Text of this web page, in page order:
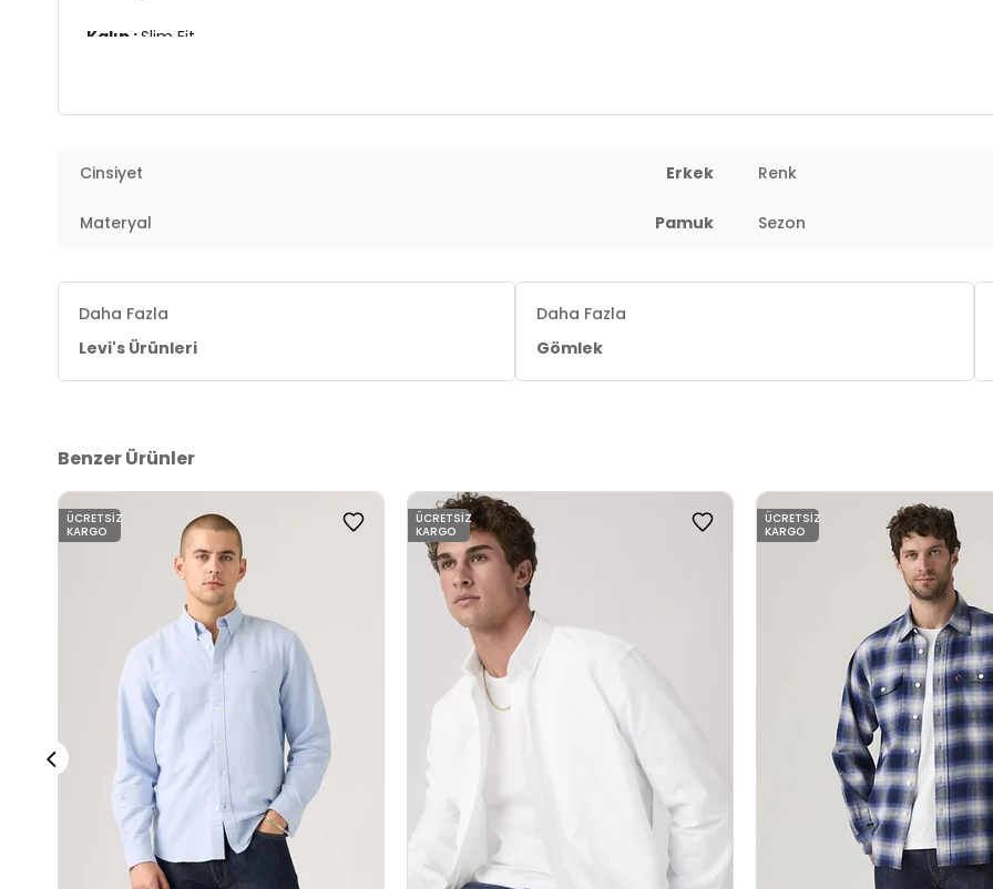
Kalıp :Slim Fit
3DE1866250005.67
Cinsiyet Erkek Renk
Materyal Pamuk Sezon
Daha Fazla
Levi's Ürünleri
Daha Fazla
Gömlek
Benzer Ürünler
ÜCRETSIZ
KARGO
ÜCRETSIZ
KARGO
ÜCRETSIZ
KARGO